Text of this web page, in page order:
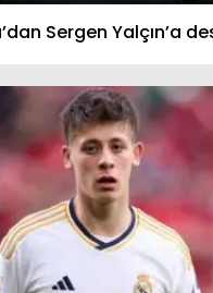
Sergen Yalçın’a